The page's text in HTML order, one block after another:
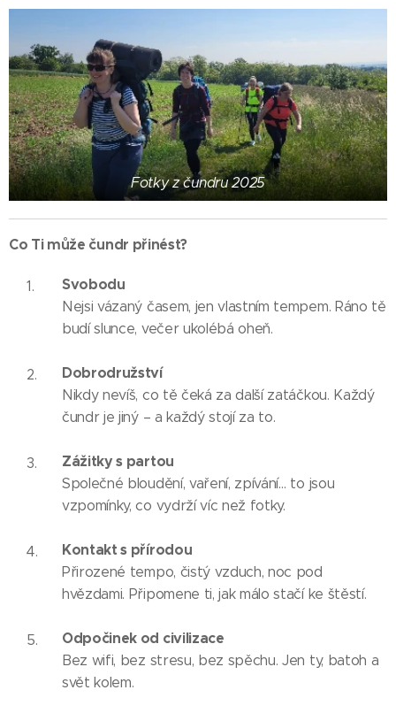
Fotky z čundru 2025
Co Ti může čundr přinést?
Svobodu
Nejsi vázaný časem, jen vlastním tempem. Ráno tě
budí slunce, večer ukolébá oheň.
Dobrodružství
Nikdy nevíš, co tě čeká za další zatáčkou. Každý
čundr je jiný – a každý stojí za to.
Zážitky s partou
Společné bloudění, vaření, zpívání… to jsou
vzpomínky, co vydrží víc než fotky.
Kontakt s přírodou
Přirozené tempo, čistý vzduch, noc pod
hvězdami. Připomene ti, jak málo stačí ke štěstí.
Odpočinek od civilizace
Bez wifi, bez stresu, bez spěchu. Jen ty, batoh a
svět kolem.